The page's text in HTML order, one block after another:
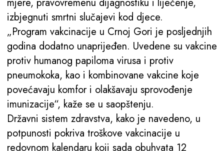
izbjegnuti smrtni slučajevi kod djece.
„Program vakcinacije u Crnoj Gori je posljednjih
godina dodatno unaprijeđen. Uvedene su vakcine
protiv humanog papiloma virusa i protiv
pneumokoka, kao i kombinovane vakcine koje
povećavaju komfor i olakšavaju sprovođenje
imunizacije“, kaže se u saopštenju.
Državni sistem zdravstva, kako je navedeno, u
potpunosti pokriva troškove vakcinacije u
redovnom kalendaru koji sada obuhvata 12